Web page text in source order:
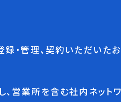
・管理、契約いただいた
営業所を含む社内ネット